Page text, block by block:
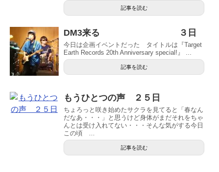
記事を読む
DM3来る ３日
今日は企画イベントだった タイトルは『Target
Earth Records 20th Anniversary special!』 ...
記事を読む
もうひとつの声 ２５日
ちょろっと咲き始めたサクラを見てると「春なん
だなあ・・・」と思うけど身体がまだそれをちゃ
んとは受け入れてない・・・そんな気がする今日
この頃 ...
記事を読む